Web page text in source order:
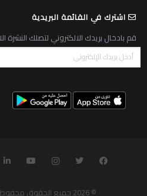
اشترك في القائمة البريدية
قم بادخال بريدك الالكتروني لتصلك النشرة
© 2026 جميع الحقوق